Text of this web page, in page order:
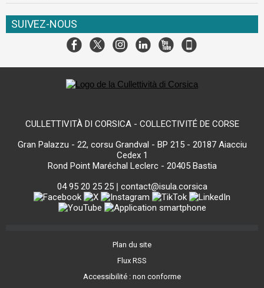
SUIVEZ-NOUS
CULLETTIVITÀ DI CORSICA - COLLECTIVITÉ DE CORSE
Gran Palazzu - 22, corsu Grandval - BP 215 - 20187 Aiacciu
Cedex 1
Rond Point Maréchal Leclerc - 20405 Bastia
04 95 20 25 25| contact@isula.corsica
Plan du site
Flux RSS
Accessibilité : non conforme